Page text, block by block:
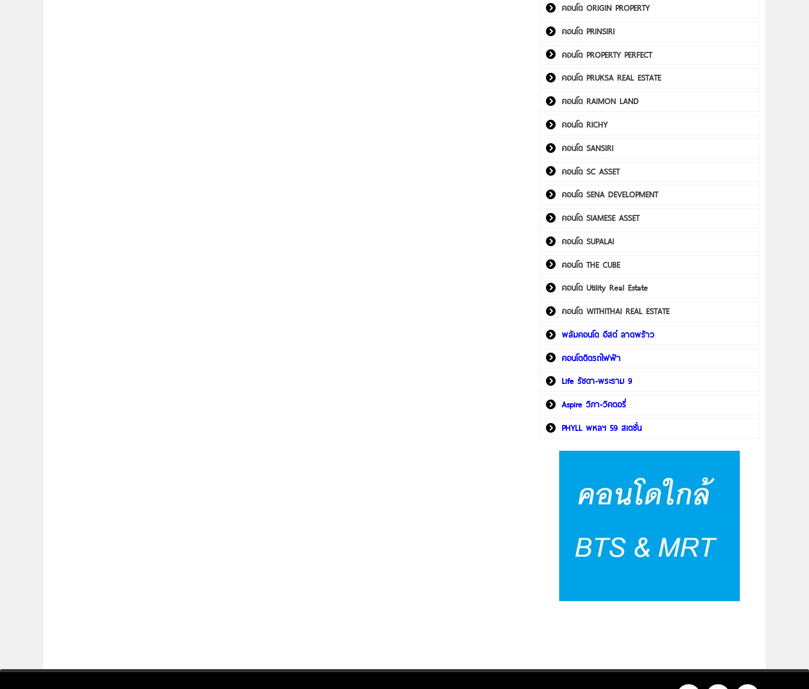
คอนโด ORIGIN PROPERTY
คอนโด PRINSIRI
คอนโด PROPERTY PERFECT
คอนโด PRUKSA REAL ESTATE
คอนโด RAIMON LAND
คอนโด RICHY
คอนโด SANSIRI
คอนโด SC ASSET
คอนโด SENA DEVELOPMENT
คอนโด SIAMESE ASSET
คอนโด SUPALAI
คอนโด THE CUBE
คอนโด Utility Real Estate
คอนโด WITHITHAI REAL ESTATE
พลัมคอนโด อีสต์ ลาดพร้าว
คอนโดติดรถไฟฟ้า
Life รัชดา-พระราม 9
Aspire วิภา-วิคตอรี่
PHYLL พหลฯ 59 สเตชั่น